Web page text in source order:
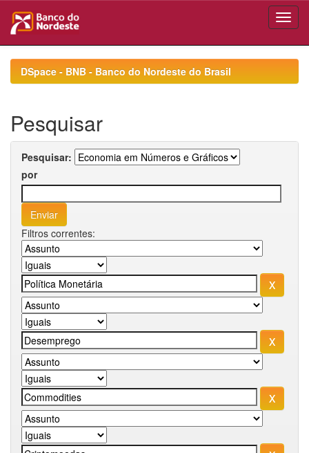
navigationDSpace - BNB - Banco do Nordeste do Brasil
Pesquisar
Pesquisar:
por
Filtros correntes: